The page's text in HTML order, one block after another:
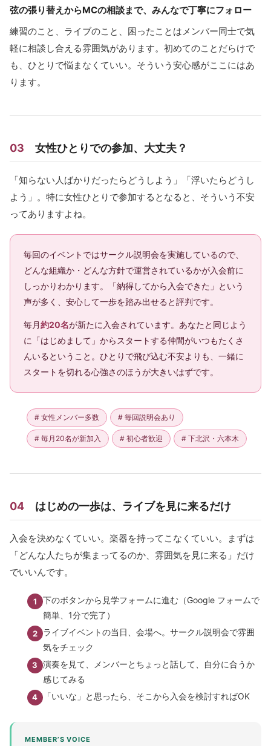
弦の張り替えからMCの相談まで、みんなで丁寧にフォロー
練習のこと、ライブのこと、困ったことはメンバー同士で気
軽に相談し合える雰囲気があります。初めてのことだらけで
も、ひとりで悩まなくていい。そういう安心感がここにはあ
ります。
03 女性ひとりでの参加、大丈夫？
「知らない人ばかりだったらどうしよう」「浮いたらどうし
よう」。特に女性ひとりで参加するとなると、そういう不安
ってありますよね。
毎回のイベントではサークル説明会を実施しているので、
どんな組織か・どんな方針で運営されているかが入会前に
しっかりわかります。「納得してから入会できた」という
声が多く、安心して一歩を踏み出せると評判です。
毎月約20名が新たに入会されています。あなたと同じよう
に「はじめまして」からスタートする仲間がいつもたくさ
んいるということ。ひとりで飛び込む不安よりも、一緒に
スタートを切れる心強さのほうが大きいはずです。
# 女性メンバー多数 # 毎回説明会あり
# 毎月20名が新加入 # 初心者歓迎 # 下北沢・六本木
04 はじめの一歩は、ライブを見に来るだけ
入会を決めなくていい。楽器を持ってこなくていい。まずは
「どんな人たちが集まってるのか、雰囲気を見に来る」だけ
でいいんです。
下のボタンから見学フォームに進む（Google フォームで
簡単、1分で完了）
ライブイベントの当日、会場へ。サークル説明会で雰囲
気をチェック
演奏を見て、メンバーとちょっと話して、自分に合うか
感じてみる
「いいな」と思ったら、そこから入会を検討すればOK
MEMBER’S VOICE